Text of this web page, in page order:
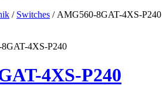
/ Switches / AMG560-8GAT-4XS-P240
4XS-P240
4XS-P240